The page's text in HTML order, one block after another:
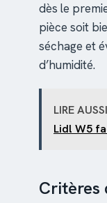
dès le
pièce soit
séchage et
d’humidité.
LIRE AUSSI
Lidl W5
Critères